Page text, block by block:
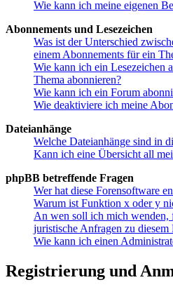
Wie kann ich meine eigenen
Abonnements und Lesezeichen
Was ist der Unterschied
einem Abonnements für ein
Wie kann ich ein Lesezeichen
Thema abonnieren?
Wie kann ich ein Forum
Wie deaktiviere ich meine
Dateianhänge
Welche Dateianhänge sind in
Kann ich eine Übersicht all
phpBB betreffende Fragen
Wer hat diese Forensoftware
Warum ist Funktion x oder y
An wen soll ich mich wenden,
juristische Anfragen zu diesem
Wie kann ich einen
Registrierung und